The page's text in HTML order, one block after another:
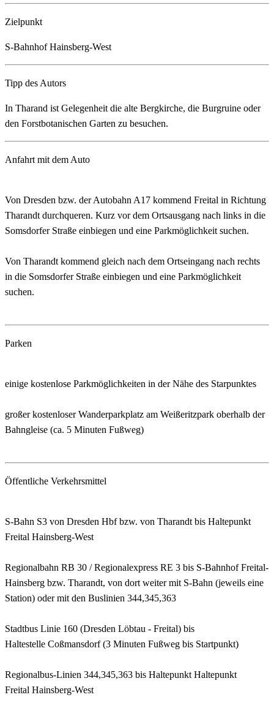
Zielpunkt
S-Bahnhof Hainsberg-West
Tipp des Autors
In Tharand ist Gelegenheit die alte Bergkirche, die Burgruine oder
den Forstbotanischen Garten zu besuchen.
Anfahrt mit dem Auto
Von Dresden bzw. der Autobahn A17 kommend Freital in Richtung
Tharandt durchqueren. Kurz vor dem Ortsausgang nach links in die
Somsdorfer Straße einbiegen und eine Parkmöglichkeit suchen.
Von Tharandt kommend gleich nach dem Ortseingang nach rechts
in die Somsdorfer Straße einbiegen und eine Parkmöglichkeit
suchen.
Parken
einige kostenlose Parkmöglichkeiten in der Nähe des Starpunktes
großer kostenloser Wanderparkplatz am Weißeritzpark oberhalb der
Bahngleise (ca. 5 Minuten Fußweg)
Öffentliche Verkehrsmittel
S-Bahn S3 von Dresden Hbf bzw. von Tharandt bis Haltepunkt
Freital Hainsberg-West
Regionalbahn RB 30 / Regionalexpress RE 3 bis S-Bahnhof Freital-
Hainsberg bzw. Tharandt, von dort weiter mit S-Bahn (jeweils eine
Station) oder mit den Buslinien 344,345,363
Stadtbus Linie 160 (Dresden Löbtau - Freital) bis
Haltestelle Coßmansdorf (3 Minuten Fußweg bis Startpunkt)
Regionalbus-Linien 344,345,363 bis Haltepunkt Haltepunkt
Freital Hainsberg-West